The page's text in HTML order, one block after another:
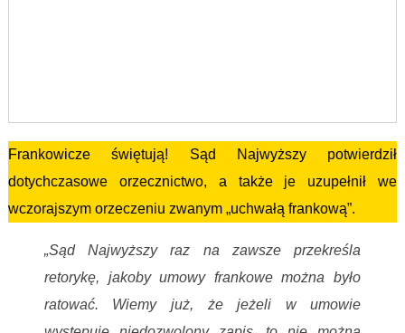
Frankowicze świętują! Sąd Najwyższy potwierdził
dotychczasowe orzecznictwo, a także je uzupełnił we
wczorajszym orzeczeniu zwanym „uchwałą frankową”.
„Sąd Najwyższy raz na zawsze przekreśla
retorykę, jakoby umowy frankowe można było
ratować. Wiemy już, że jeżeli w umowie